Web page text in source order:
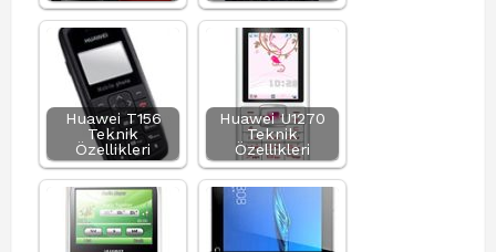
Huawei T156
Teknik
Özellikleri
Huawei U1270
Teknik
Özellikleri